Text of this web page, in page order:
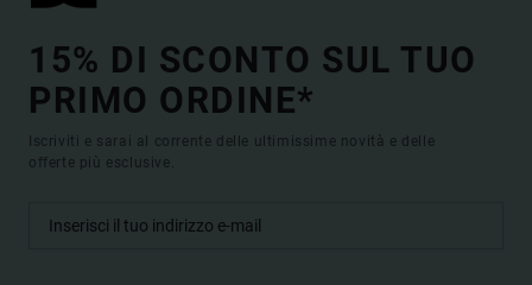
15% DI SCONTO SUL TUO
PRIMO ORDINE*
Iscriviti e sarai al corrente delle ultimissime novità e delle
offerte più esclusive.